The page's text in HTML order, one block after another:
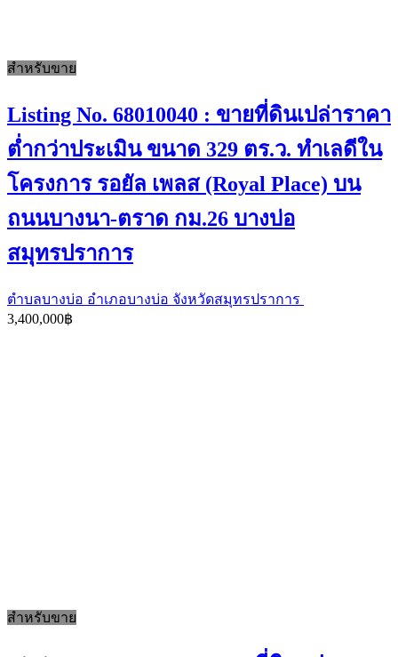
สำหรับขาย
Listing No. 68010040 : ขายที่ดินเปล่าราคา
ต่ำกว่าประเมิน ขนาด 329 ตร.ว. ทำเลดีใน
โครงการ รอยัล เพลส (Royal Place) บน
ถนนบางนา-ตราด กม.26 บางบ่อ
สมุทรปราการ
ตำบลบางบ่อ อำเภอบางบ่อ จังหวัดสมุทรปราการ
3,400,000฿
สำหรับขาย